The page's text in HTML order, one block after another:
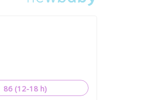
86 (12-18 h)